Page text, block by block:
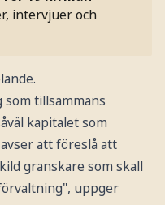
intervjuer och
som tillsammans
kapitalet som
att föreslå att
granskare som skall
uppger